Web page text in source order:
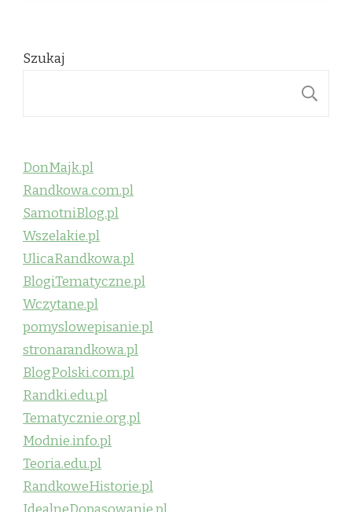
Szukaj
DonMajk.pl
Randkowa.com.pl
SamotniBlog.pl
Wszelakie.pl
UlicaRandkowa.pl
BlogiTematyczne.pl
Wczytane.pl
pomyslowepisanie.pl
stronarandkowa.pl
BlogPolski.com.pl
Randki.edu.pl
Tematycznie.org.pl
Modnie.info.pl
Teoria.edu.pl
RandkoweHistorie.pl